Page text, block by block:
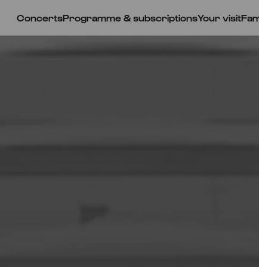
ConcertsProgramme & subscriptionsYour visit